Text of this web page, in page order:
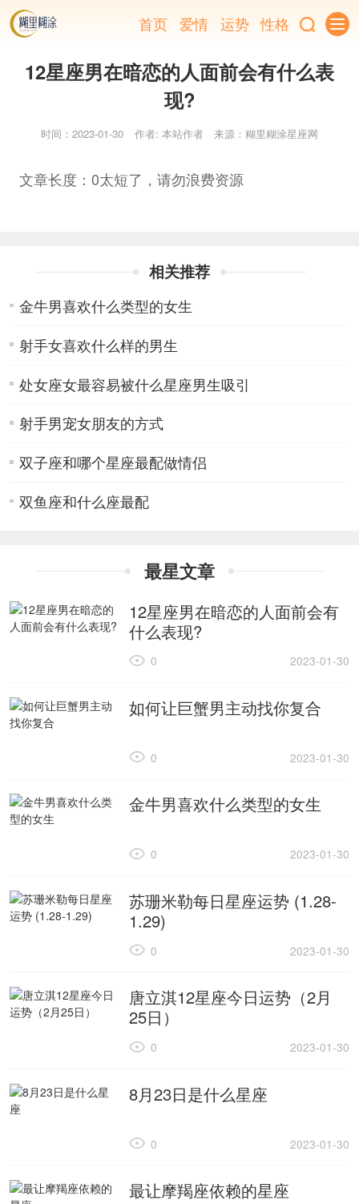
首页 爱情 运势 性格
12星座男在暗恋的人面前会有什么表
现?
时间：2023-01-30 作者: 本站作者 来源：糊里糊涂星座网
文章长度：0太短了，请勿浪费资源
相关推荐
金牛男喜欢什么类型的女生
射手女喜欢什么样的男生
处女座女最容易被什么星座男生吸引
射手男宠女朋友的方式
双子座和哪个星座最配做情侣
双鱼座和什么座最配
最星文章
12星座男在暗恋的人面前会有
什么表现?
2023-01-30
0
如何让巨蟹男主动找你复合
2023-01-30
0
金牛男喜欢什么类型的女生
2023-01-30
0
苏珊米勒每日星座运势 (1.28-
1.29)
2023-01-30
0
唐立淇12星座今日运势（2月
25日）
2023-01-30
0
8月23日是什么星座
2023-01-30
0
最让摩羯座依赖的星座